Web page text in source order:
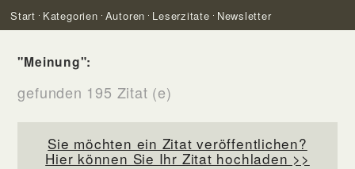
Start Kategorien Autoren Leserzitate Newsletter
"Meinung":
gefunden 195 Zitat (e)
Sie möchten ein Zitat veröffentlichen?
Hier können Sie Ihr Zitat hochladen >>